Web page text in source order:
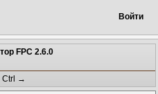
Войти
FPC 2.6.0
Ctrl →